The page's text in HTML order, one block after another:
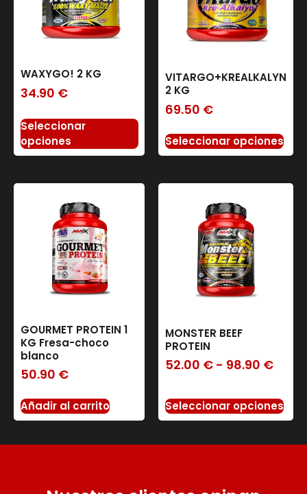
WAXYGO! 2 KG
34.90 €
Seleccionar
opciones
VITARGO+KREALKALYN
2 KG
69.50 €
Seleccionar opciones
GOURMET PROTEIN 1
KG Fresa-choco
blanco
50.90 €
Añadir al carrito
MONSTER BEEF
PROTEIN
52.00 € - 98.90 €
Seleccionar opciones